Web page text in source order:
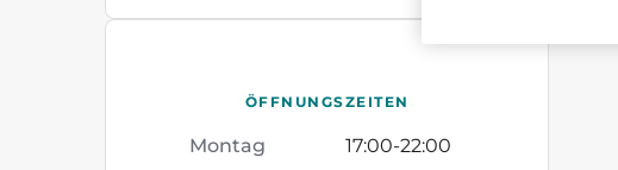
ÖFFNUNGSZEITEN
Montag 17:00-22:00